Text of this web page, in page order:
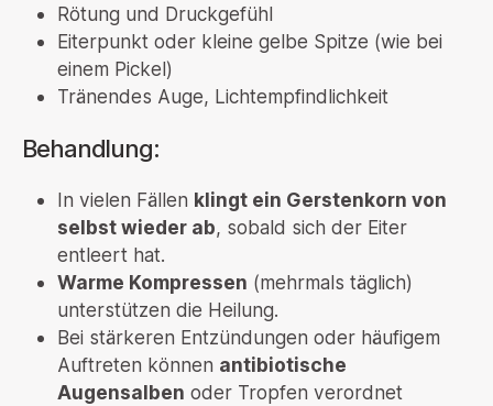
Rötung und Druckgefühl
Eiterpunkt oder kleine gelbe Spitze (wie bei
einem Pickel)
Tränendes Auge, Lichtempfindlichkeit
Behandlung:
In vielen Fällen klingt ein Gerstenkorn von
selbst wieder ab, sobald sich der Eiter
entleert hat.
Warme Kompressen (mehrmals täglich)
unterstützen die Heilung.
Bei stärkeren Entzündungen oder häufigem
Auftreten können antibiotische
Augensalben oder Tropfen verordnet